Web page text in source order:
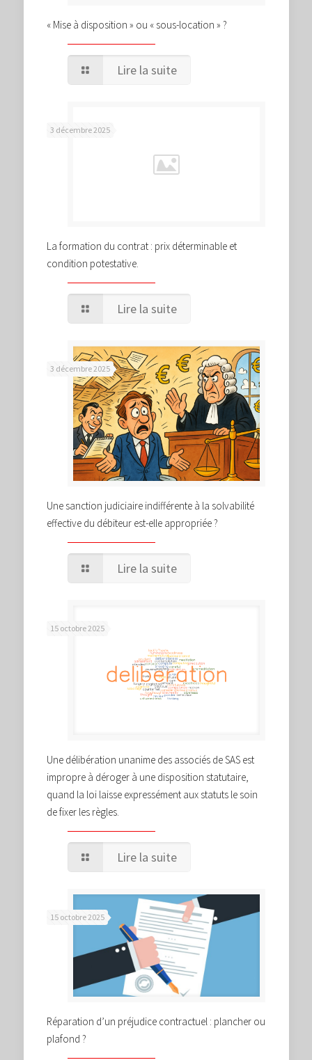
« Mise à disposition » ou « sous-location » ?
Lire la suite
3 décembre 2025
La formation du contrat : prix déterminable et
condition potestative.
Lire la suite
3 décembre 2025
Une sanction judiciaire indifférente à la solvabilité
effective du débiteur est-elle appropriée ?
Lire la suite
15 octobre 2025
Une délibération unanime des associés de SAS est
impropre à déroger à une disposition statutaire,
quand la loi laisse expressément aux statuts le soin
de fixer les règles.
Lire la suite
15 octobre 2025
Réparation d’un préjudice contractuel : plancher ou
plafond ?